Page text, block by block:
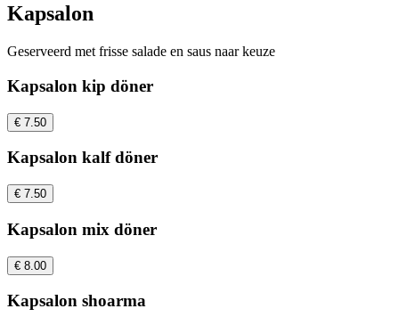
Kapsalon
Geserveerd met frisse salade en saus naar keuze
Kapsalon kip döner
€ 7.50
Kapsalon kalf döner
€ 7.50
Kapsalon mix döner
€ 8.00
Kapsalon shoarma